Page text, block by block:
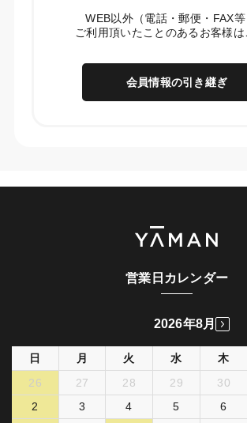
WEB以外（電話・郵便・FAX
ご利用頂いたことのあるお客様は
会員情報の引き継ぎ
営業日カレンダー
2026年8月
日 月 火 水 木
26
27 28 29 30
2
3 4 5 6